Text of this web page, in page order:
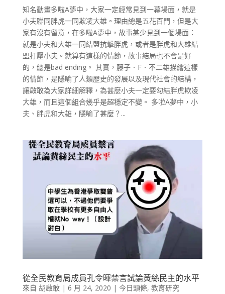
知名動畫多啦A夢中，大家一定經常見到一幕場面，就是
小夫聯同胖虎一同欺凌大雄。理由總是五花百門，但是大
家有沒有留意，在多啦A夢中，故事甚少見到一個場面：
就是小夫和大雄一同結盟抗擊胖虎，或者是胖虎和大雄結
盟打壓小夫。就算有這樣的情節，故事結局也不會是好
的，總是bad ending。 其實，藤子．F．不二雄描繪這樣
的情節，是隱喻了人類歷史的發展以及現代社會的結構，
讓啟敢為大家詳細解釋，為甚麼小夫一定要勾結胖虎欺凌
大雄，而且這個組合幾乎是超穩定不變。 多啦A夢中，小
夫、胖虎和大雄，隱喻了甚麼？...
從全民教育局成員孔令暉禁言試論黃絲民主的水平
來自 胡啟敢| 6 月 24, 2020 | 今日頭條, 教育研究